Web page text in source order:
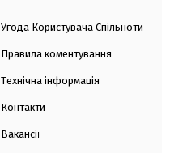
Угода Користувача Спільноти
Правила коментування
Технічна інформація
Контакти
Вакансії